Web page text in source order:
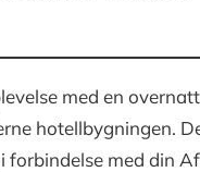
med en
hotellbygningen.
med din